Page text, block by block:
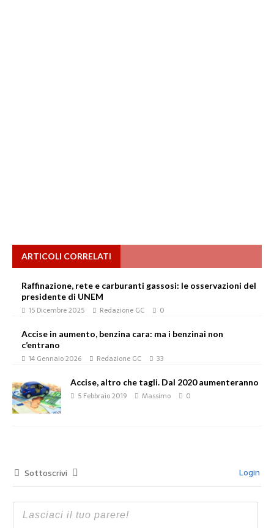
ARTICOLI CORRELATI
Raffinazione, rete e carburanti gassosi: le osservazioni del
presidente di UNEM
15 Dicembre 2025 Redazione GC 0
Accise in aumento, benzina cara: ma i benzinai non
c’entrano
14 Gennaio 2026 Redazione GC 33
Accise, altro che tagli. Dal 2020 aumenteranno
5 Febbraio 2019 Massimo 0
Sottoscrivi Login